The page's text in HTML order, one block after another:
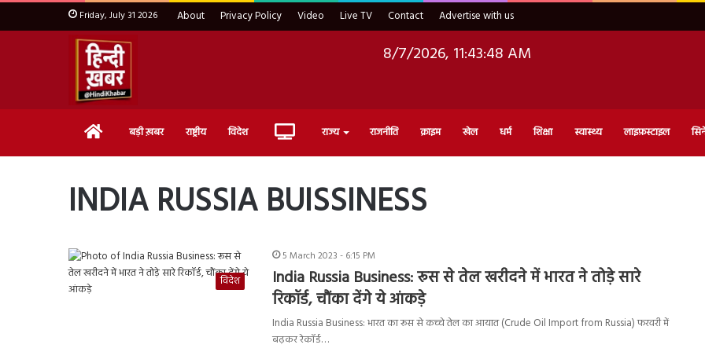
Friday, July 31 2026 About Privacy Policy Video Live TV Contact Advertise with us
8/7/2026, 11:43:49 AM
Home बड़ी ख़बर राष्ट्रीय विदेश Live राज्य राजनीति क्राइम खेल धर्म शिक्षा स्वास्थ्य लाइफ़स्टाइल
INDIA RUSSIA BUISSINESS
विदेश
5 March 2023 - 6:15 PM
India Russia Business:रूस से तेल खरीदने में भारत ने तोड़े सारे
रिकॉर्ड,चौंका देंगे ये आंकड़े
India Russia Business: भारत का रूस से कच्चे तेल का आयात (Crude Oil Import from Russia) फरवरी में
बढ़कर रेकॉर्ड…